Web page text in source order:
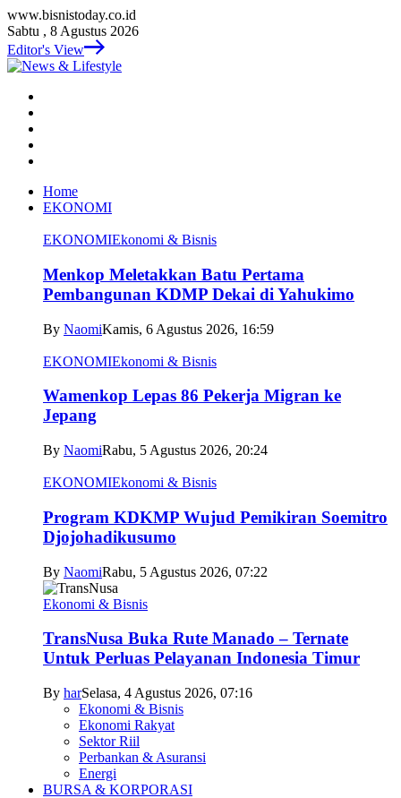
www.bisnistoday.co.id
Sabtu , 8 Agustus 2026
Editor's View
Home
EKONOMI
EKONOMIEkonomi & Bisnis
Menkop Meletakkan Batu Pertama
Pembangunan KDMP Dekai di Yahukimo
By NaomiKamis, 6 Agustus 2026, 16:59
EKONOMIEkonomi & Bisnis
Wamenkop Lepas 86 Pekerja Migran ke
Jepang
By NaomiRabu, 5 Agustus 2026, 20:24
EKONOMIEkonomi & Bisnis
Program KDKMP Wujud Pemikiran Soemitro
Djojohadikusumo
By NaomiRabu, 5 Agustus 2026, 07:22
Ekonomi & Bisnis
TransNusa Buka Rute Manado – Ternate
Untuk Perluas Pelayanan Indonesia Timur
By harSelasa, 4 Agustus 2026, 07:16
Ekonomi & Bisnis
Ekonomi Rakyat
Sektor Riil
Perbankan & Asuransi
Energi
BURSA & KORPORASI